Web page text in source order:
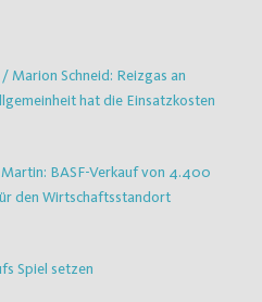
Marion Schneid: Reizgas an
hat die Einsatzkosten
BASF-Verkauf von 4.400
den Wirtschaftsstandort
Spiel setzen